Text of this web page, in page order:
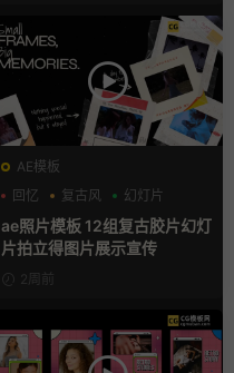
AE模板
回忆
复古风 幻灯片
ae照片模板 12组复古胶片幻灯
片拍立得图片展示宣传
2周前